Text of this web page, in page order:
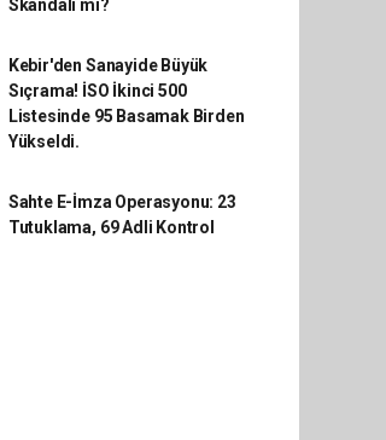
Skandalı mı?
Kebir'den Sanayide Büyük
Sıçrama! İSO İkinci 500
Listesinde 95 Basamak Birden
Yükseldi.
Sahte E-İmza Operasyonu: 23
Tutuklama, 69 Adli Kontrol